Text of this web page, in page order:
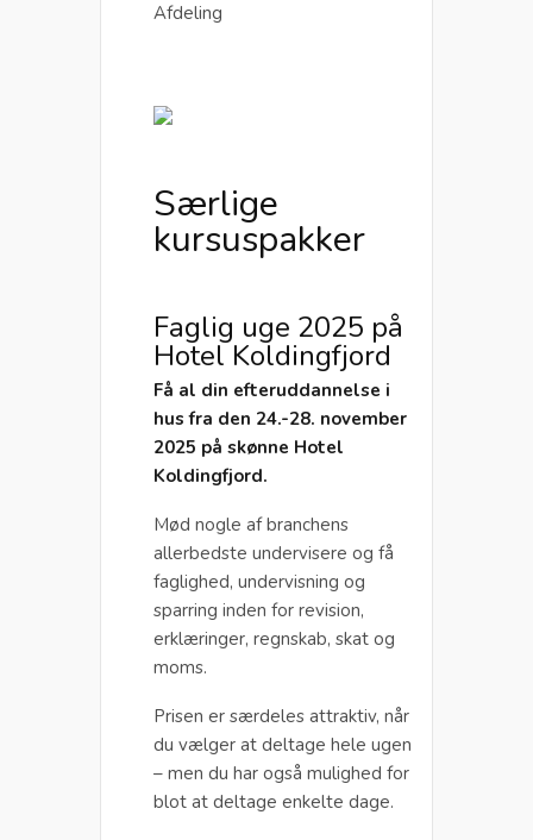
Afdeling
Særlige
kursuspakker
Faglig uge 2025 på
Hotel Koldingfjord
Få al din efteruddannelse i
hus fra den 24.-28. november
2025 på skønne Hotel
Koldingfjord.
Mød nogle af branchens
allerbedste undervisere og få
faglighed, undervisning og
sparring inden for revision,
erklæringer, regnskab, skat og
moms.
Prisen er særdeles attraktiv, når
du vælger at deltage hele ugen
– men du har også mulighed for
blot at deltage enkelte dage.